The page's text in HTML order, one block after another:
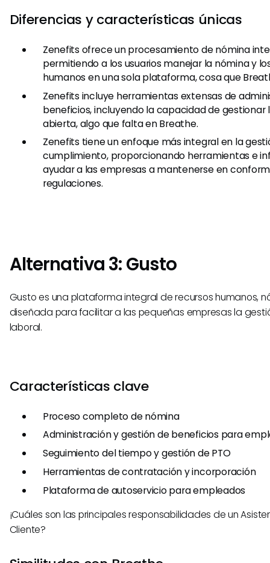
Diferencias y características únicas
Zenefits ofrece un procesamiento de nómina
permitiendo a los usuarios manejar la nómina y
humanos en una sola plataforma, cosa que
Zenefits incluye herramientas extensas de
beneficios, incluyendo la capacidad de gestionar
abierta, algo que falta en Breathe.
Zenefits tiene un enfoque más integral en la
cumplimiento, proporcionando herramientas e
ayudar a las empresas a mantenerse en
regulaciones.
Alternativa 3: Gusto
Gusto es una plataforma integral de recursos humanos,
diseñada para facilitar a las pequeñas empresas la
laboral.
Características clave
Proceso completo de nómina
Administración y gestión de beneficios para
Seguimiento del tiempo y gestión de PTO
Herramientas de contratación y incorporación
Plataforma de autoservicio para empleados
¡Cuáles son las principales responsabilidades de un
Cliente?